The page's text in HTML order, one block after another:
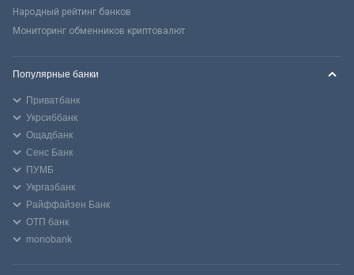
Народный рейтинг банков
Мониторинг обменников криптовалют
Популярные банки
Приватбанк
Укрсиббанк
Ощадбанк
Сенс Банк
ПУМБ
Укргазбанк
Райффайзен Банк
ОТП банк
monobank